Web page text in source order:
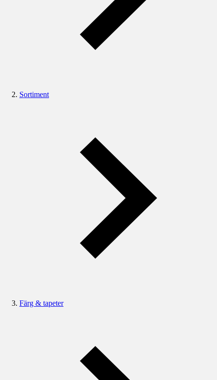
Sortiment
Färg & tapeter